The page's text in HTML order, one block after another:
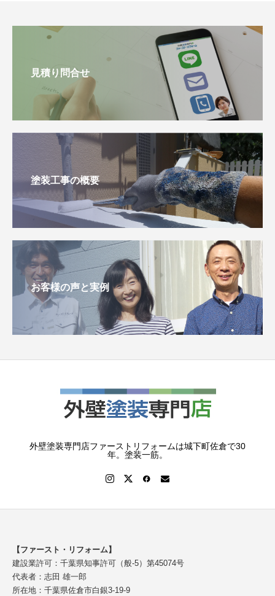
見積り問合せ
塗装工事の概要
お客様の声と実例
外壁塗装専門店ファーストリフォームは城下町佐倉で30
年。塗装一筋。
【ファースト・リフォーム】
建設業許可：千葉県知事許可（般-5）第45074号
代表者：志田 雄一郎
所在地：千葉県佐倉市白銀3-19-9